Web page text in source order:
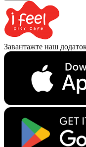
Завантажте наш